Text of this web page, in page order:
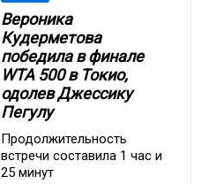
Вероника
Кудерметова
победила в финале
WTA 500 в Токио,
одолев Джессику
Пегулу
Продолжительность
встречи составила 1 час и
25 минут